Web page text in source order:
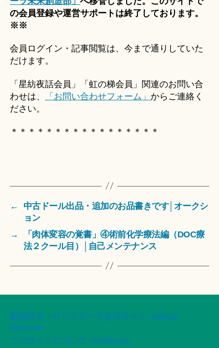
の会員登録や運営サポートは終了しております。
※※
会員ログイン・記事閲覧は、今まで通りしていた
だけます。
「星紡夜話会員」「虹の梯会員」関連のお問い合
わせは、
「お問い合わせフォーム」 からご連絡く
ださい。
＊＊＊＊＊＊＊＊＊＊＊＊＊＊＊＊＊
←
中古ドール出品・追加のお品書きです│オークシ
ョン
→
「肉体変容の覚書」④術前化学療法編（DOC療
法２クール目）│自己メンテナンス
船智日月・イリスカーラ公式サイト -official
Website-
このサイトについて -ArtWorks-